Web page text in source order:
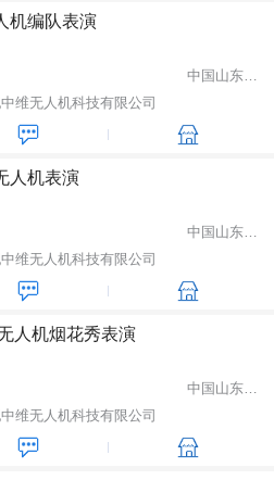
机编队表演
中国山东省潍坊市
维无人机科技有限公司
人机表演
中国山东省潍坊市
维无人机科技有限公司
人机烟花秀表演
中国山东省潍坊市
维无人机科技有限公司